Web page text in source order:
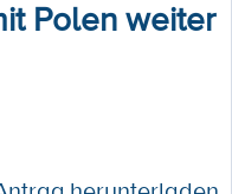
Polen weiter